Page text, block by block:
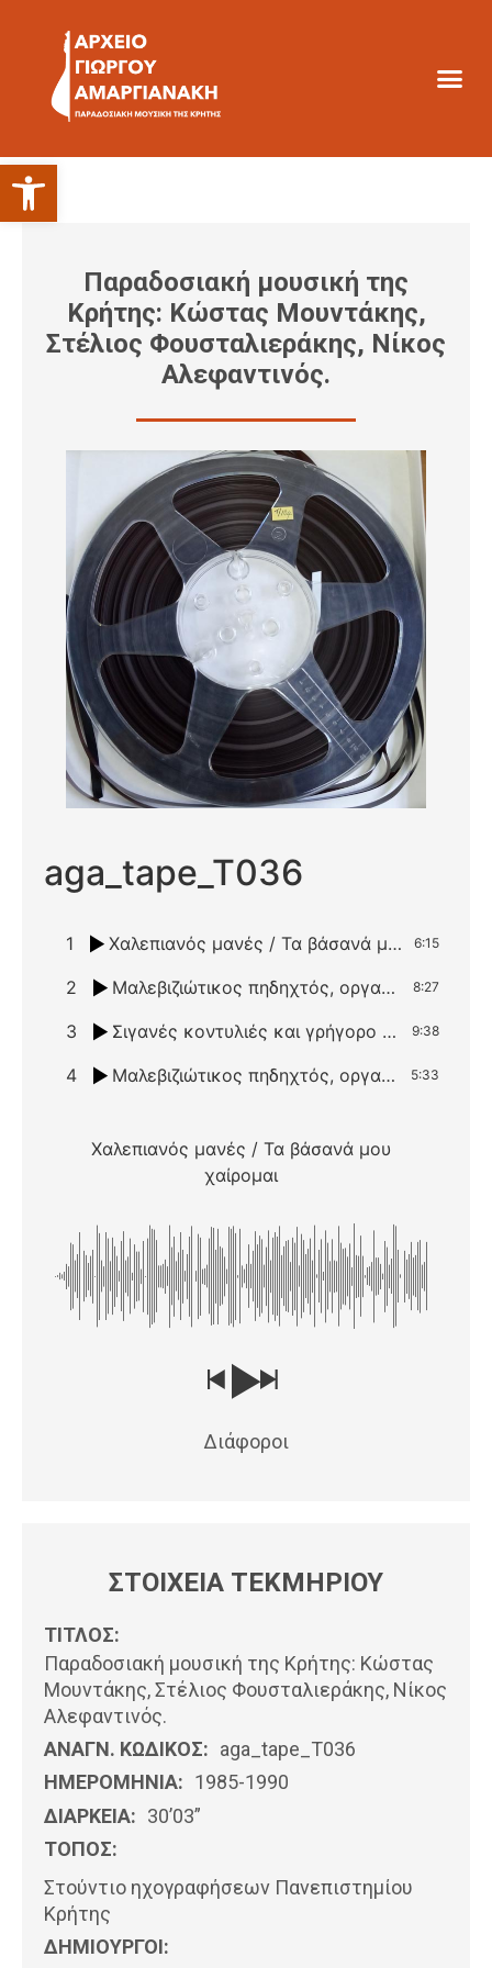
Ανοίξτε τη γραμμή εργαλείων
Παραδοσιακή μουσική της
Κρήτης: Κώστας Μουντάκης,
Στέλιος Φουσταλιεράκης, Νίκος
Αλεφαντινός.
aga_tape_T036
1 Χαλεπιανός μανές / Τα βάσανά μου χαίρομαι 6:15
2 Μαλεβιζιώτικος πηδηχτός, οργανικό 8:27
3 Σιγανές κοντυλιές και γρήγορο πεντοζάλι / Μη με πληγώνεις και πονώ 9:38
4 Μαλεβιζιώτικος πηδηχτός, οργανικό 5:33
Χαλεπιανός μανές / Τα βάσανά μου
χαίρομαι
Διάφοροι
ΣΤΟΙΧΕΙΑ ΤΕΚΜΗΡΙΟΥ
ΤΙΤΛΟΣ:
Παραδοσιακή μουσική της Κρήτης: Κώστας
Μουντάκης, Στέλιος Φουσταλιεράκης, Νίκος
Αλεφαντινός.
ΑΝΑΓΝ. ΚΩΔΙΚΟΣ: aga_tape_T036
ΗΜΕΡΟΜΗΝΊΑ: 1985-1990
ΔΙΑΡΚΕΙΑ: 30’03”
ΤΟΠΟΣ:
Στούντιο ηχογραφήσεων Πανεπιστημίου
Κρήτης
ΔΗΜΙΟΥΡΓΟΙ: